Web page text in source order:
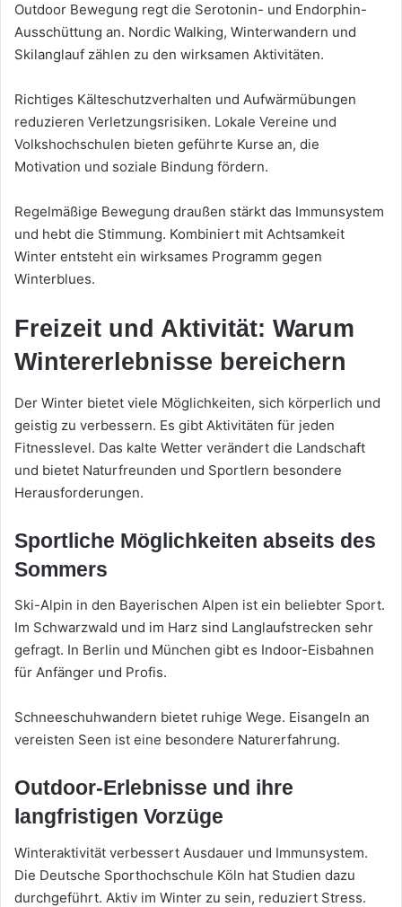
Outdoor Bewegung regt die Serotonin- und Endorphin-
Ausschüttung an. Nordic Walking, Winterwandern und
Skilanglauf zählen zu den wirksamen Aktivitäten.
Richtiges Kälteschutzverhalten und Aufwärmübungen
reduzieren Verletzungsrisiken. Lokale Vereine und
Volkshochschulen bieten geführte Kurse an, die
Motivation und soziale Bindung fördern.
Regelmäßige Bewegung draußen stärkt das Immunsystem
und hebt die Stimmung. Kombiniert mit Achtsamkeit
Winter entsteht ein wirksames Programm gegen
Winterblues.
Freizeit und Aktivität: Warum
Wintererlebnisse bereichern
Der Winter bietet viele Möglichkeiten, sich körperlich und
geistig zu verbessern. Es gibt Aktivitäten für jeden
Fitnesslevel. Das kalte Wetter verändert die Landschaft
und bietet Naturfreunden und Sportlern besondere
Herausforderungen.
Sportliche Möglichkeiten abseits des
Sommers
Ski-Alpin in den Bayerischen Alpen ist ein beliebter Sport.
Im Schwarzwald und im Harz sind Langlaufstrecken sehr
gefragt. In Berlin und München gibt es Indoor-Eisbahnen
für Anfänger und Profis.
Schneeschuhwandern bietet ruhige Wege. Eisangeln an
vereisten Seen ist eine besondere Naturerfahrung.
Outdoor-Erlebnisse und ihre
langfristigen Vorzüge
Winteraktivität verbessert Ausdauer und Immunsystem.
Die Deutsche Sporthochschule Köln hat Studien dazu
durchgeführt. Aktiv im Winter zu sein, reduziert Stress.